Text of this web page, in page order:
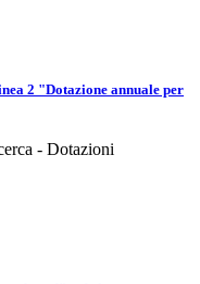
2 "Dotazione annuale per
- Dotazioni